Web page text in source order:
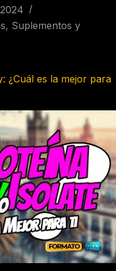
, Suplementos y
¿Cuál es la mejor para